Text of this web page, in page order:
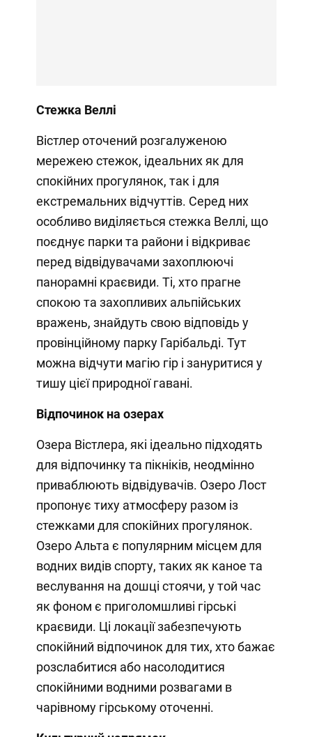
Стежка Веллі
Вістлер оточений розгалуженою
мережею стежок, ідеальних як для
спокійних прогулянок, так і для
екстремальних відчуттів. Серед них
особливо виділяється стежка Веллі, що
поєднує парки та райони і відкриває
перед відвідувачами захоплюючі
панорамні краєвиди. Ті, хто прагне
спокою та захопливих альпійських
вражень, знайдуть свою відповідь у
провінційному парку Гарібальді. Тут
можна відчути магію гір і зануритися у
тишу цієї природної гавані.
Відпочинок на озерах
Озера Вістлера, які ідеально підходять
для відпочинку та пікніків, неодмінно
приваблюють відвідувачів. Озеро Лост
пропонує тиху атмосферу разом із
стежками для спокійних прогулянок.
Озеро Альта є популярним місцем для
водних видів спорту, таких як каное та
веслування на дошці стоячи, у той час
як фоном є приголомшливі гірські
краєвиди. Ці локації забезпечують
спокійний відпочинок для тих, хто бажає
розслабитися або насолодитися
спокійними водними розвагами в
чарівному гірському оточенні.